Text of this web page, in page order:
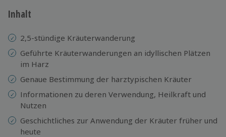
Jeder Gutschein für alle Erlebnisse einlösbar.
Inhalt
2,5-stündige Kräuterwanderung
Geführte Kräuterwanderungen an idyllischen Plätzen
im Harz
Genaue Bestimmung der harztypischen Kräuter
Informationen zu deren Verwendung, Heilkraft und
Nutzen
Geschichtliches zur Anwendung der Kräuter früher und
heute